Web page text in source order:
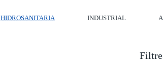
HIDROSANITARIA INDUSTRIAL